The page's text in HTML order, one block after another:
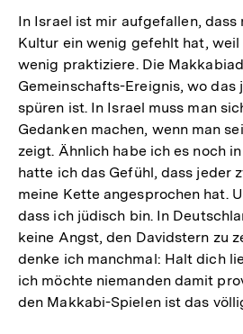
In Israel ist mir aufgefallen, dass
Kultur ein wenig gefehlt hat, weil
wenig praktiziere. Die
Gemeinschafts-Ereignis, wo das
spüren ist. In Israel muss man
Gedanken machen, wenn man
zeigt. Ähnlich habe ich es noch
hatte ich das Gefühl, dass jeder
meine Kette angesprochen hat.
dass ich jüdisch bin. In
keine Angst, den Davidstern zu
denke ich manchmal: Halt dich
ich möchte niemanden damit
den Makkabi-Spielen ist das